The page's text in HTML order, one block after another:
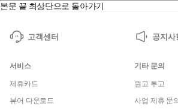
본문 끝 최상단으로 돌아가기
고객센터 공지사
서비스
제휴카드
뷰어 다운로드
기타 문의
원고 투고
사업 제휴 문